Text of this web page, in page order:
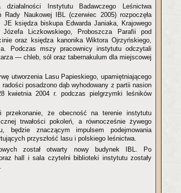
działalności Instytutu Badawczego Leśnictwa
Rady Naukowej IBL (czerwiec 2005) rozpoczęła
księdza biskupa Edwarda Janiaka, Krajowego
Józefa Liczkowskiego, Proboszcza Parafii pod
oraz księdza kanonika Wiktora Ojrzyńskiego,
Podczas mszy pracownicy instytutu odczytali
— chleb, sól oraz tabernakulum dla miejscowej
utworzenia Lasu Papieskiego, upamiętniającego
posadzono dąb wyhodowany z partii nasion
kwietnia 2004 r. podczas pielgrzymki leśników
przekonanie, że obecność na terenie instytutu
trwałości pokoleń, a równocześnie żywego
znaczącym impulsem podejmowania
przyszłość lasu i polskiego leśnictwa.
został otwarty nowy budynek IBL. Po
hall i sala czytelni biblioteki instytutu zostały